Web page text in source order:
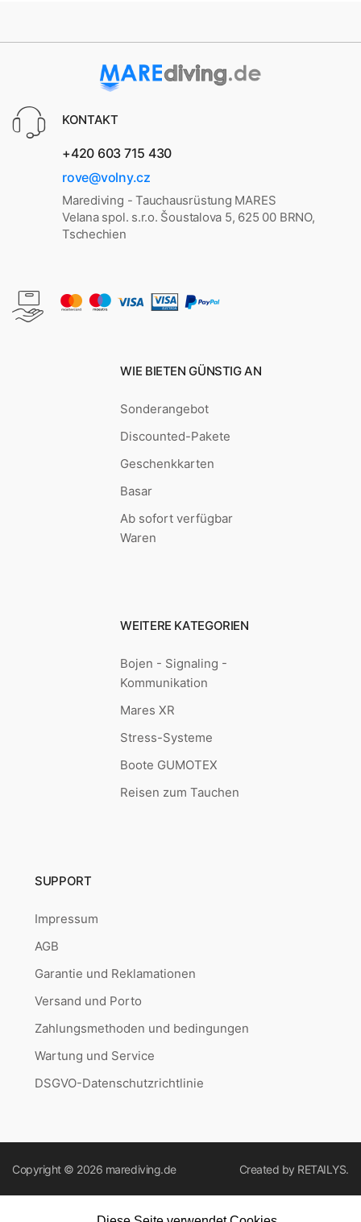
KONTAKT
+420 603 715 430
rove@volny.cz
Marediving - Tauchausrüstung MARES
Velana spol. s.r.o. Šoustalova 5, 625 00 BRNO,
Tschechien
WIE BIETEN GÜNSTIG AN
Sonderangebot
Discounted-Pakete
Geschenkkarten
Basar
Ab sofort verfügbar
Waren
WEITERE KATEGORIEN
Bojen - Signaling -
Kommunikation
Mares XR
Stress-Systeme
Boote GUMOTEX
Reisen zum Tauchen
SUPPORT
Impressum
AGB
Garantie und Reklamationen
Versand und Porto
Zahlungsmethoden und bedingungen
Wartung und Service
DSGVO-Datenschutzrichtlinie
Copyright © 2026 marediving.de Created by RETAILYS.